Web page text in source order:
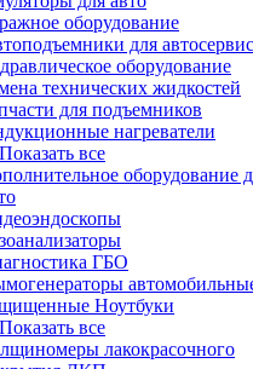
оборудование
для
оборудование
технических жидкостей
для подъемников
нагреватели
все
оборудование
ГБО
Ноутбуки
все
лакокрасочного